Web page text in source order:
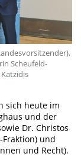
Scheufeld-
sich heute im
und der
Dr. Christos
und
und Recht).